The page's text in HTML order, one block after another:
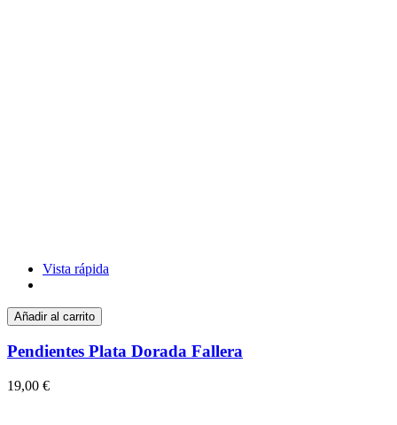
Vista rápida
Añadir al carrito
Pendientes Plata Dorada Fallera
19,00 €